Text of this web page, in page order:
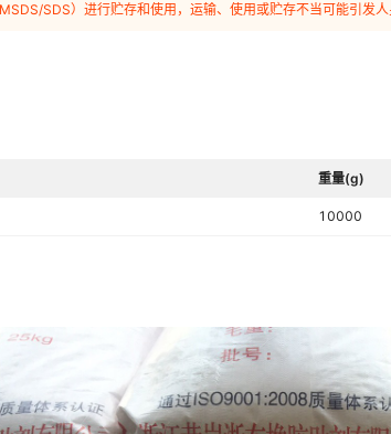
SDS）进行贮存和使用，运输、使用或贮存不当可能引发
重量(g)
10000